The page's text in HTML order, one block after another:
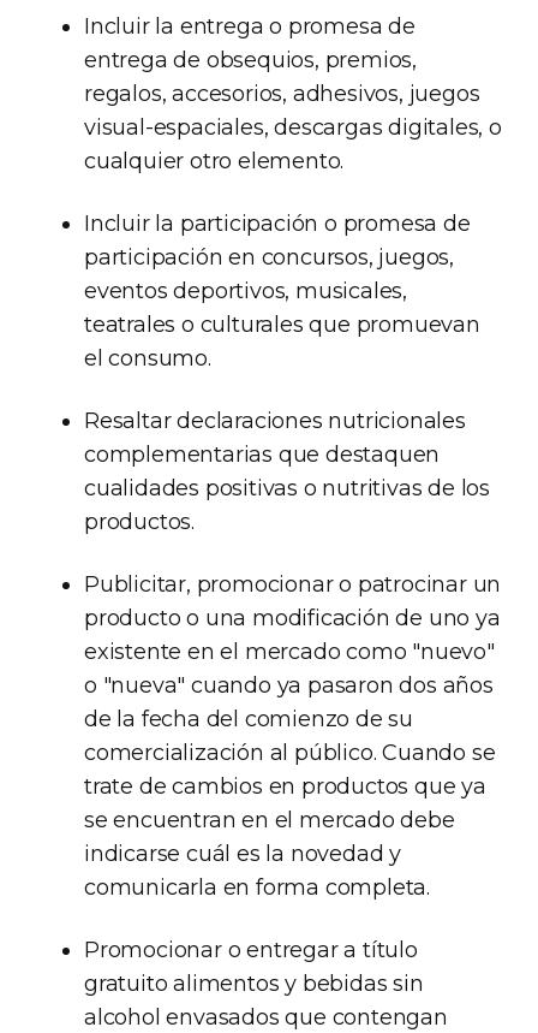
Incluir la entrega o promesa de
entrega de obsequios, premios,
regalos, accesorios, adhesivos, juegos
visual-espaciales, descargas digitales, o
cualquier otro elemento.
Incluir la participación o promesa de
participación en concursos, juegos,
eventos deportivos, musicales,
teatrales o culturales que promuevan
el consumo.
Resaltar declaraciones nutricionales
complementarias que destaquen
cualidades positivas o nutritivas de los
productos.
Publicitar, promocionar o patrocinar un
producto o una modificación de uno ya
existente en el mercado como "nuevo"
o "nueva" cuando ya pasaron dos años
de la fecha del comienzo de su
comercialización al público. Cuando se
trate de cambios en productos que ya
se encuentran en el mercado debe
indicarse cuál es la novedad y
comunicarla en forma completa.
Promocionar o entregar a título
gratuito alimentos y bebidas sin
alcohol envasados que contengan